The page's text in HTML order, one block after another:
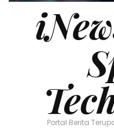
Portal Berita